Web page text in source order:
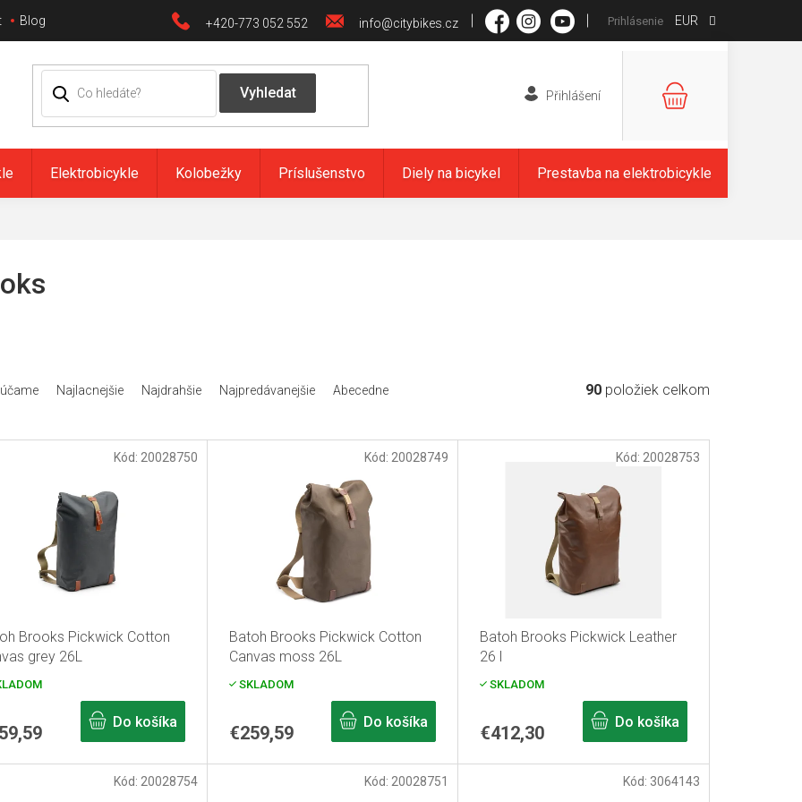
+420-773 052 552 info@citybikes.cz
Blog EUR
Prihlásenie
NÁKUPNÝ
Elektrobicykle Kolobežky Príslušenstvo Diely na bicykel Prestavba na elektrobicykle
Najlacnejšie Najdrahšie Najpredávanejšie Abecedne 90 položiek celkom
Brooks Pickwick Cotton
grey 26L
Do košíka
Kód: 20028750
Batoh Brooks Pickwick Cotton
Canvas moss 26L
SKLADOM
€259,59
Do košíka
Kód:20028749
Batoh Brooks Pickwick Leather
26 l
SKLADOM
€412,30
Do košíka
Kód: 20028753
Kód: 20028754 Kód: 20028751 Kód: 3064143